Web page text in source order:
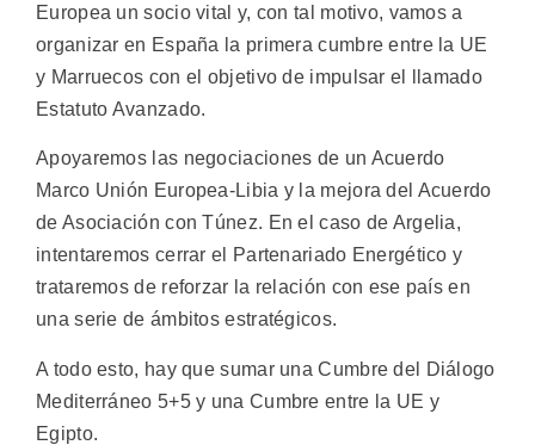
Europea un socio vital y, con tal motivo, vamos a
organizar en España la primera cumbre entre la UE
y Marruecos con el objetivo de impulsar el llamado
Estatuto Avanzado.
Apoyaremos las negociaciones de un Acuerdo
Marco Unión Europea-Libia y la mejora del Acuerdo
de Asociación con Túnez. En el caso de Argelia,
intentaremos cerrar el Partenariado Energético y
trataremos de reforzar la relación con ese país en
una serie de ámbitos estratégicos.
A todo esto, hay que sumar una Cumbre del Diálogo
Mediterráneo 5+5 y una Cumbre entre la UE y
Egipto.